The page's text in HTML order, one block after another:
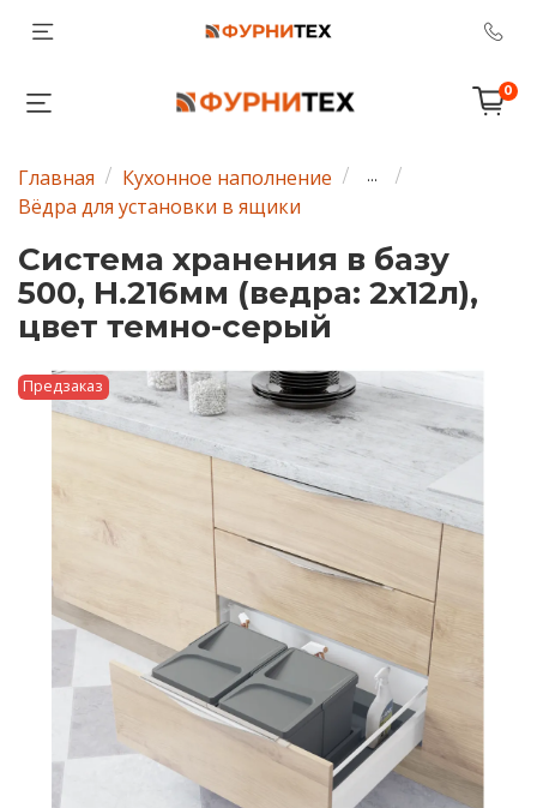
0
Главная Кухонное наполнение ...
Вёдра для установки в ящики
Система хранения в базу
500, H.216мм (ведра: 2х12л),
цвет темно-серый
Предзаказ